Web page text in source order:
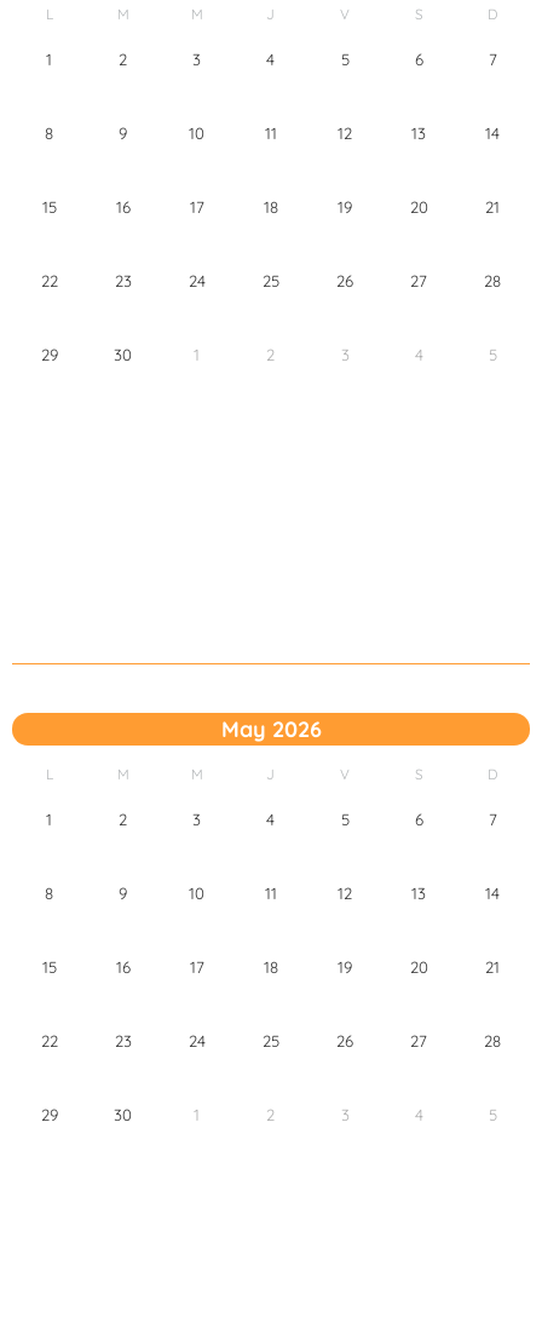
L M M J V S D
1 2 3 4 5 6 7
8 9 10 11 12 13 14
15 16 17 18 19 20 21
22 23 24 25 26 27 28
29 30 1 2 3 4 5
May 2026
L M M J V S D
1 2 3 4 5 6 7
8 9 10 11 12 13 14
15 16 17 18 19 20 21
22 23 24 25 26 27 28
29 30 1 2 3 4 5